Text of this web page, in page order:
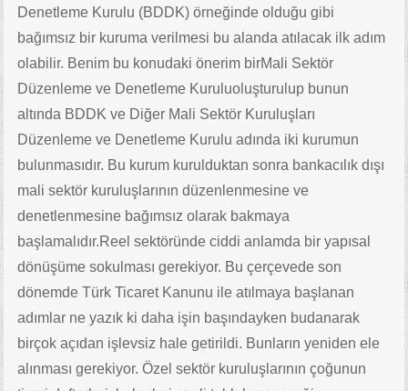
Denetleme Kurulu (BDDK) örneğinde olduğu gibi
bağımsız bir kuruma verilmesi bu alanda atılacak ilk adım
olabilir. Benim bu konudaki önerim birMali Sektör
Düzenleme ve Denetleme Kuruluoluşturulup bunun
altında BDDK ve Diğer Mali Sektör Kuruluşları
Düzenleme ve Denetleme Kurulu adında iki kurumun
bulunmasıdır. Bu kurum kurulduktan sonra bankacılık dışı
mali sektör kuruluşlarının düzenlenmesine ve
denetlenmesine bağımsız olarak bakmaya
başlamalıdır.Reel sektöründe ciddi anlamda bir yapısal
dönüşüme sokulması gerekiyor. Bu çerçevede son
dönemde Türk Ticaret Kanunu ile atılmaya başlanan
adımlar ne yazık ki daha işin başındayken budanarak
birçok açıdan işlevsiz hale getirildi. Bunların yeniden ele
alınması gerekiyor. Özel sektör kuruluşlarının çoğunun